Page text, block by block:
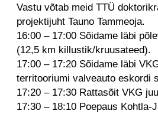
Vastu võtab meid TTÜ
projektijuht Tauno Tammeoja.
16:00 – 17:00 Sõidame läbi
(12,5 km killustik/kruusateed).
17:00 – 17:20 Sõidame läbi
territooriumi valveauto eskordi
17:20 – 17:30 Rattasõit VKG
17:30 – 18:10 Poepaus Kohtla-